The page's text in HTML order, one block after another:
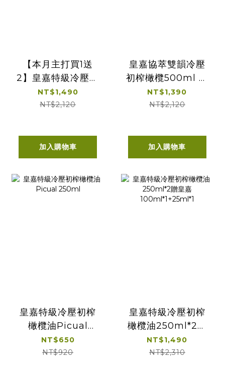
【本月主打買1送
2】皇嘉特級冷壓初
榨橄欖油
Arbequina
NT$1,490
NT$2,120
加入購物車
皇嘉協萃雙韻冷壓
初榨橄欖500ml 贈
皇嘉
100ml*1+25ml*1
NT$1,390
NT$2,120
加入購物車
皇嘉特級冷壓初榨
橄欖油Picual
250ml
NT$650
NT$920
皇嘉特級冷壓初榨
橄欖油250ml*2贈
皇嘉
100ml*1+25ml*1
NT$1,490
NT$2,310